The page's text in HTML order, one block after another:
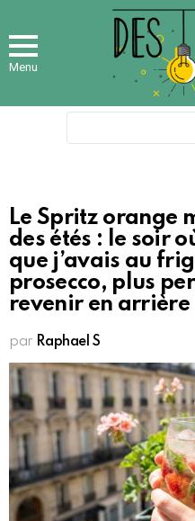
Menu
Le Spritz orange
des étés : le soir
que j’avais au
prosecco, plus
revenir en arrière
par Raphael S